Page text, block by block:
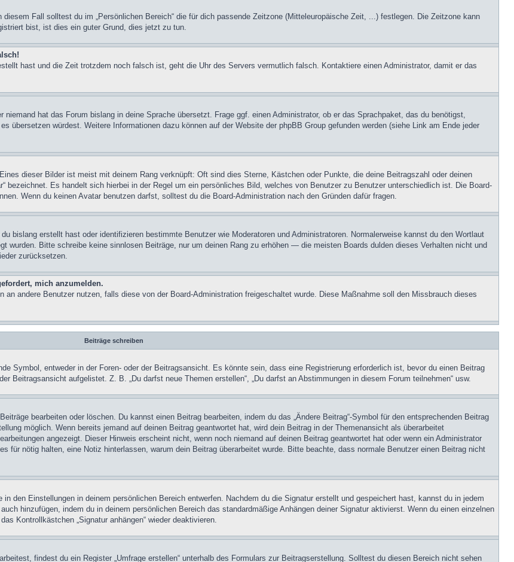
Fall solltest du im „Persönlichen Bereich“ die für dich passende Zeitzone (Mitteleuropäische Zeit, ...) festlegen. Die Zeitzone kann
bist, ist dies ein guter Grund, dies jetzt zu tun.
hast und die Zeit trotzdem noch falsch ist, geht die Uhr des Servers vermutlich falsch. Kontaktiere einen Administrator, damit er das
hat das Forum bislang in deine Sprache übersetzt. Frage ggf. einen Administrator, ob er das Sprachpaket, das du benötigst,
übersetzen würdest. Weitere Informationen dazu können auf der Website der phpBB Group gefunden werden (siehe Link am Ende jeder
dieser Bilder ist meist mit deinem Rang verknüpft: Oft sind dies Sterne, Kästchen oder Punkte, die deine Beitragszahl oder deinen
bezeichnet. Es handelt sich hierbei in der Regel um ein persönliches Bild, welches von Benutzer zu Benutzer unterschiedlich ist. Die Board-
Wenn du keinen Avatar benutzen darfst, solltest du die Board-Administration nach den Gründen dafür fragen.
bislang erstellt hast oder identifizieren bestimmte Benutzer wie Moderatoren und Administratoren. Normalerweise kannst du den Wortlaut
wurden. Bitte schreibe keine sinnlosen Beiträge, nur um deinen Rang zu erhöhen — die meisten Boards dulden dieses Verhalten nicht und
zurücksetzen.
mich anzumelden.
an andere Benutzer nutzen, falls diese von der Board-Administration freigeschaltet wurde. Diese Maßnahme soll den Missbrauch dieses
Beiträge schreiben
Symbol, entweder in der Foren- oder der Beitragsansicht. Es könnte sein, dass eine Registrierung erforderlich ist, bevor du einen Beitrag
Beitragsansicht aufgelistet. Z. B. „Du darfst neue Themen erstellen“, „Du darfst an Abstimmungen in diesem Forum teilnehmen“ usw.
bearbeiten oder löschen. Du kannst einen Beitrag bearbeiten, indem du das „Ändere Beitrag“-Symbol für den entsprechenden Beitrag
möglich. Wenn bereits jemand auf deinen Beitrag geantwortet hat, wird dein Beitrag in der Themenansicht als überarbeitet
angezeigt. Dieser Hinweis erscheint nicht, wenn noch niemand auf deinen Beitrag geantwortet hat oder wenn ein Administrator
für nötig halten, eine Notiz hinterlassen, warum dein Beitrag überarbeitet wurde. Bitte beachte, dass normale Benutzer einen Beitrag nicht
den Einstellungen in deinem persönlichen Bereich entwerfen. Nachdem du die Signatur erstellt und gespeichert hast, kannst du in jedem
hinzufügen, indem du in deinem persönlichen Bereich das standardmäßige Anhängen deiner Signatur aktivierst. Wenn du einen einzelnen
Kontrollkästchen „Signatur anhängen“ wieder deaktivieren.
findest du ein Register „Umfrage erstellen“ unterhalb des Formulars zur Beitragserstellung. Solltest du diesen Bereich nicht sehen